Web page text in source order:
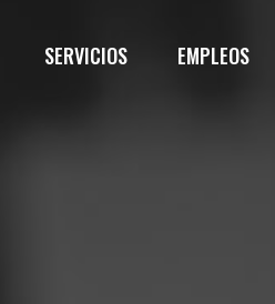
SERVICIOS EMPLEOS